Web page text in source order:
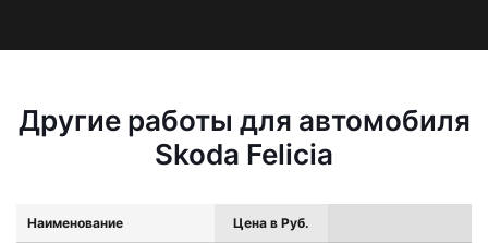
Другие работы для автомобиля
Skoda Felicia
Наименование Цена в Руб.